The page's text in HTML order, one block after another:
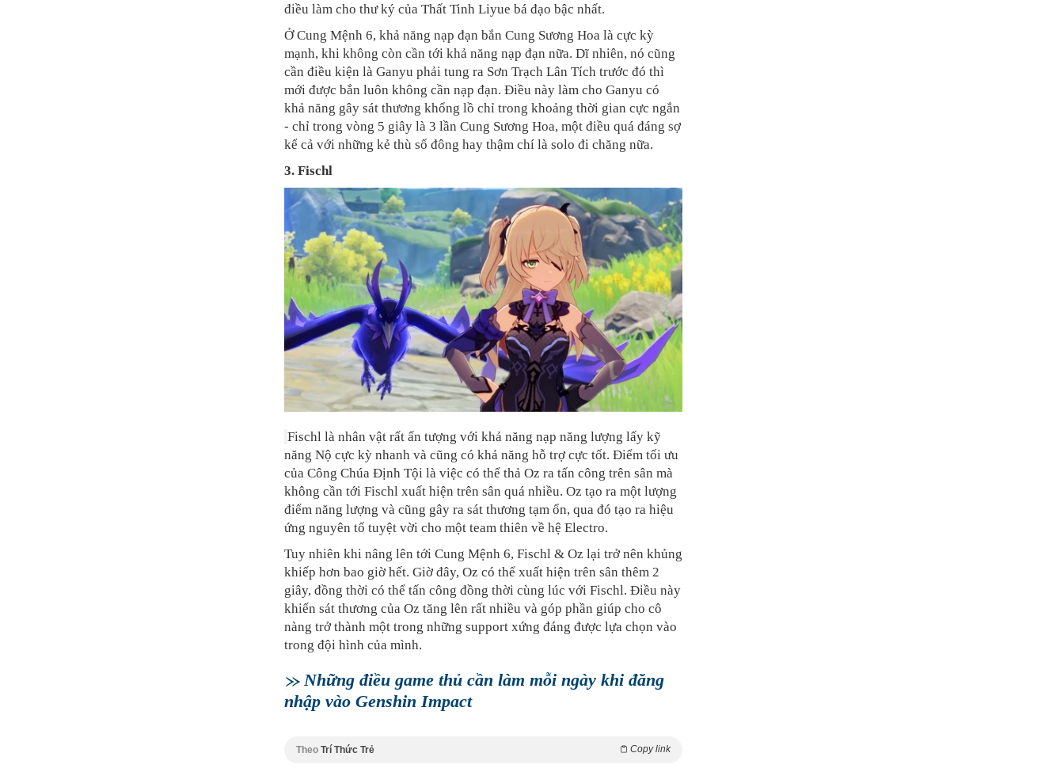
điều làm cho thư ký của Thất Tinh Liyue bá đạo bậc nhất.
Ở Cung Mệnh 6, khả năng nạp đạn bắn Cung Sương Hoa là cực kỳ
mạnh, khi không còn cần tới khả năng nạp đạn nữa. Dĩ nhiên, nó cũng
cần điều kiện là Ganyu phải tung ra Sơn Trạch Lân Tích trước đó thì
mới được bắn luôn không cần nạp đạn. Điều này làm cho Ganyu có
khả năng gây sát thương khổng lồ chỉ trong khoảng thời gian cực ngắn
- chỉ trong vòng 5 giây là 3 lần Cung Sương Hoa, một điều quá đáng sợ
kể cả với những kẻ thù số đông hay thậm chí là solo đi chăng nữa.
3. Fischl
Fischl là nhân vật rất ấn tượng với khả năng nạp năng lượng lấy kỹ
năng Nộ cực kỳ nhanh và cũng có khả năng hỗ trợ cực tốt. Điểm tối ưu
của Công Chúa Định Tội là việc có thể thả Oz ra tấn công trên sân mà
không cần tới Fischl xuất hiện trên sân quá nhiều. Oz tạo ra một lượng
điểm năng lượng và cũng gây ra sát thương tạm ổn, qua đó tạo ra hiệu
ứng nguyên tố tuyệt vời cho một team thiên về hệ Electro.
Tuy nhiên khi nâng lên tới Cung Mệnh 6, Fischl & Oz lại trở nên khủng
khiếp hơn bao giờ hết. Giờ đây, Oz có thể xuất hiện trên sân thêm 2
giây, đồng thời có thể tấn công đồng thời cùng lúc với Fischl. Điều này
khiến sát thương của Oz tăng lên rất nhiều và góp phần giúp cho cô
nàng trở thành một trong những support xứng đáng được lựa chọn vào
trong đội hình của mình.
Những điều game thủ cần làm mỗi ngày khi đăng
nhập vào Genshin Impact
Theo Trí Thức Trẻ Copy link